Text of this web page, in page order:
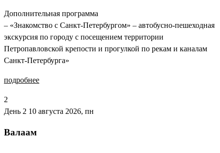
Дополнительная программа
– «Знакомство с Санкт-Петербургом» – автобусно-пешеходная
экскурсия по городу с посещением территории
Петропавловской крепости и прогулкой по рекам и каналам
Санкт-Петербурга»
подробнее
2
День 2 10 августа 2026, пн
Валаам